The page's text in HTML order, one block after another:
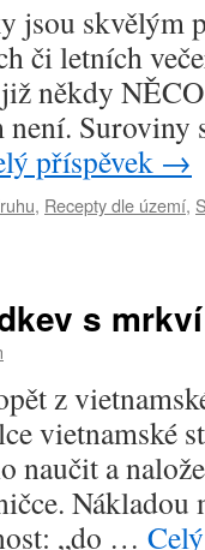
jsou skvělým
či letních
někdy
Suroviny
příspěvek →
, Recepty dle území,
s
z
vietnamské
naučit a
„do …